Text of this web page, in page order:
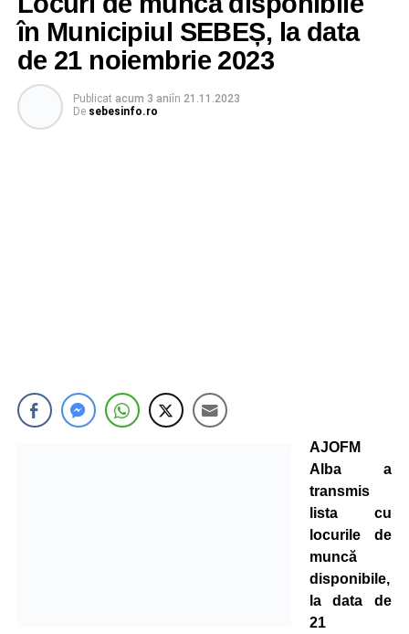
în Municipiul SEBEȘ, la data
de 21 noiembrie 2023
Publicat acum 3 aniîn 21.11.2023
De sebesinfo.ro
AJOFM
Alba a
transmis
lista cu
locurile de
muncă
disponibile,
la data de
21